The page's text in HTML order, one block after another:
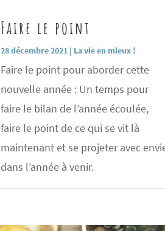
Faire le point
28 décembre 2021| La vie en mieux !
Faire le point pour aborder cette
nouvelle année : Un temps pour
faire le bilan de l’année écoulée,
faire le point de ce qui se vit là
maintenant et se projeter avec
dans l’année à venir.